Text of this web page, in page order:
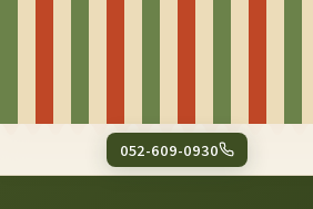
052-609-0930